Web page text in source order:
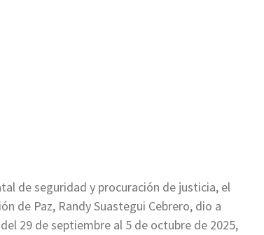
de seguridad y procuración de justicia, el
de Paz, Randy Suastegui Cebrero, dio a
29 de septiembre al 5 de octubre de 2025,